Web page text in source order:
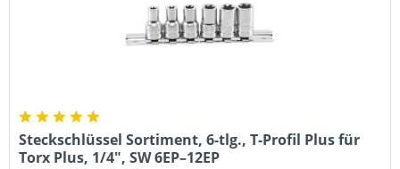
Steckschlüssel Sortiment, 6-tlg., T-Profil Plus für
Torx Plus, 1/4", SW 6EP–12EP